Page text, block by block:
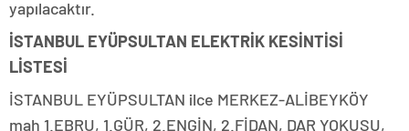
yapılacaktır.
İSTANBUL EYÜPSULTAN ELEKTRİK KESİNTİSİ
LİSTESİ
İSTANBUL EYÜPSULTAN ilce MERKEZ-ALİBEYKÖY
mah 1.EBRU, 1.GÜR, 2.ENGİN, 2.FİDAN, DAR YOKUŞU,